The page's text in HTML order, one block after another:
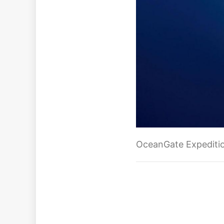
OceanGate